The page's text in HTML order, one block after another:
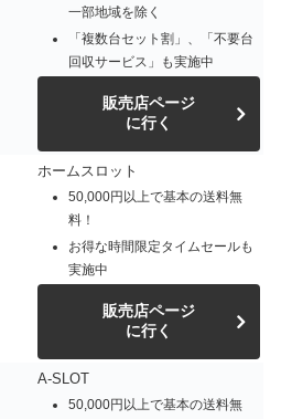
一部地域を除く
「複数台セット割」、「不要台
回収サービス」も実施中
販売店ページ
に行く
ホームスロット
50,000円以上で基本の送料無
料！
お得な時間限定タイムセールも
実施中
販売店ページ
に行く
A-SLOT
50,000円以上で基本の送料無